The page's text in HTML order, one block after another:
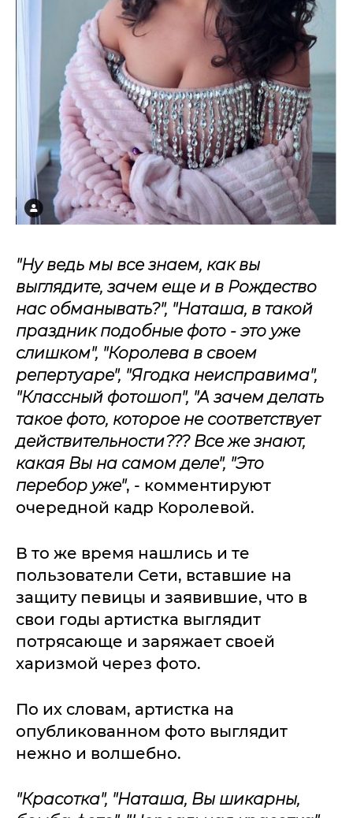
"Ну ведь мы все знаем, как вы
выглядите, зачем еще и в Рождество
нас обманывать?", "Наташа, в такой
праздник подобные фото - это уже
слишком", "Королева в своем
репертуаре", "Ягодка неисправима",
"Классный фотошоп", "А зачем делать
такое фото, которое не соответствует
действительности??? Все же знают,
какая Вы на самом деле", "Это
перебор уже", - комментируют
очередной кадр Королевой.
В то же время нашлись и те
пользователи Сети, вставшие на
защиту певицы и заявившие, что в
свои годы артистка выглядит
потрясающе и заряжает своей
харизмой через фото.
По их словам, артистка на
опубликованном фото выглядит
нежно и волшебно.
"Красотка", "Наташа, Вы шикарны,